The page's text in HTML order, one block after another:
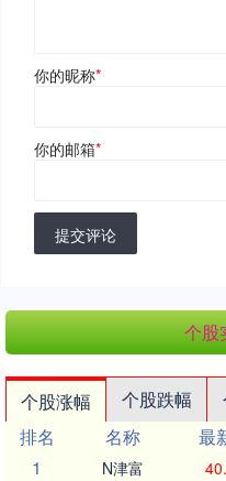
你的昵称*
你的邮箱*
提交评论
个股
个股涨幅 个股跌幅
排名
名称 最
1
N津富